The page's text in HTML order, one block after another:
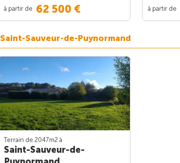
à partir de 62 500 € à partir de
Saint-Sauveur-de-Puynormand
Terrain de 2047m2 à
Saint-Sauveur-de-